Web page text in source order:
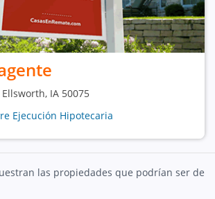
Ellsworth, IA 50075
Ejecución Hipotecaria
las propiedades que podrían ser de